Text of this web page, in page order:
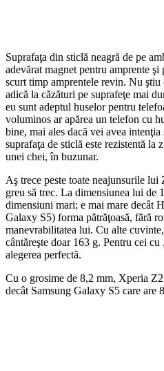
Suprafaţa din sticlă neagră de pe
adevărat magnet pentru amprente
scurt timp amprentele revin. Nu
adică la căzături pe suprafeţe mai
eu sunt adeptul huselor pentru
voluminos ar apărea un telefon cu
bine, mai ales dacă vei avea
suprafaţa de sticlă este rezistentă la
unei chei, în buzunar.
Aş trece peste toate neajunsurile
greu să trec. La dimensiunea lui de
dimensiuni mari; e mai mare decât
Galaxy S5) forma pătrăţoasă, fără
manevrabilitatea lui. Cu alte
cântăreşte doar 163 g. Pentru cei
alegerea perfectă.
Cu o grosime de 8,2 mm, Xperia
decât Samsung Galaxy S5 care are